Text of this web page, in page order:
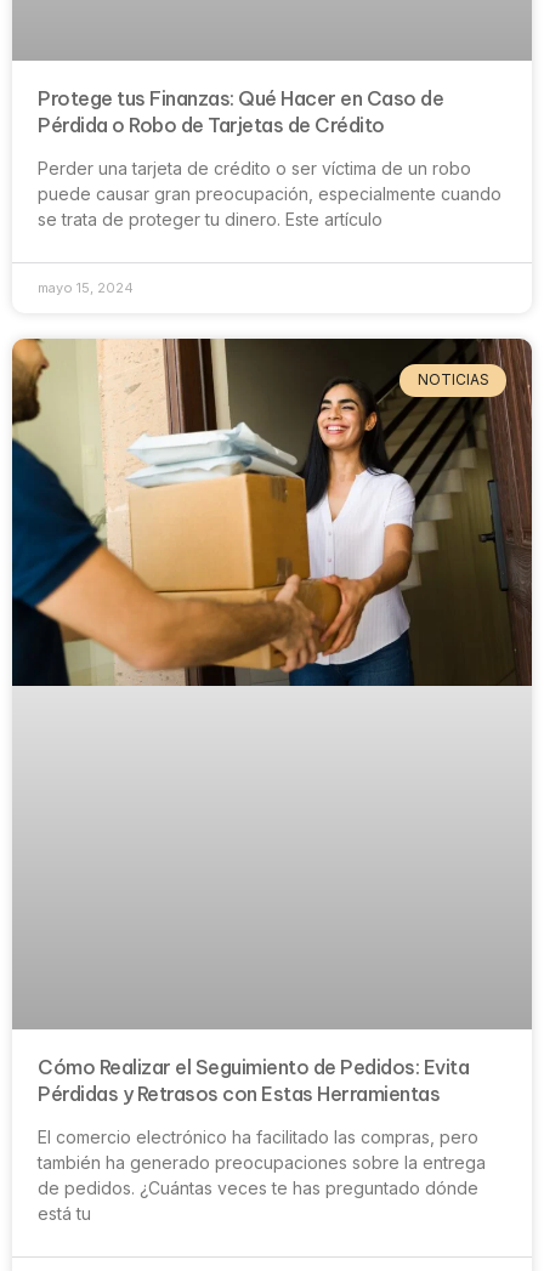
Protege tus Finanzas: Qué Hacer en Caso de
Pérdida o Robo de Tarjetas de Crédito
Perder una tarjeta de crédito o ser víctima de un robo
puede causar gran preocupación, especialmente cuando
se trata de proteger tu dinero. Este artículo
mayo 15, 2024
NOTICIAS
Cómo Realizar el Seguimiento de Pedidos: Evita
Pérdidas y Retrasos con Estas Herramientas
El comercio electrónico ha facilitado las compras, pero
también ha generado preocupaciones sobre la entrega
de pedidos. ¿Cuántas veces te has preguntado dónde
está tu